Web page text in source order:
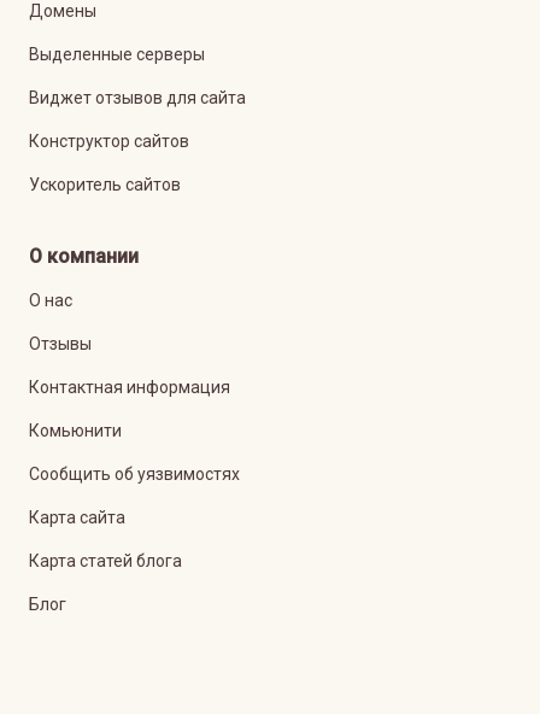
Домены
Выделенные серверы
Виджет отзывов для сайта
Конструктор сайтов
Ускоритель сайтов
О компании
О нас
Отзывы
Контактная информация
Комьюнити
Сообщить об уязвимостях
Карта сайта
Карта статей блога
Блог